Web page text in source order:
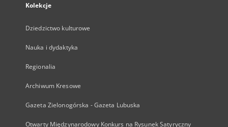
Kolekcje
Dziedzictwo kulturowe
Nauka i dydaktyka
Regionalia
Archiwum Kresowe
Gazeta Zielonogórska - Gazeta Lubuska
Otwarty Międzynarodowy Konkurs na Rysunek Satyryczny